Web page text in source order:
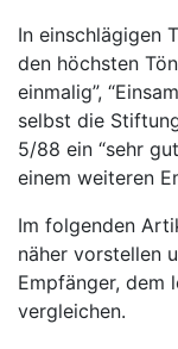
In einschlägigen
den höchsten
einmalig”,
selbst die
5/88 ein “sehr
einem weiteren
Im folgenden
näher vorstellen
Empfänger, dem
vergleichen.